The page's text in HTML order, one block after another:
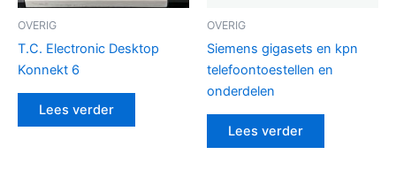
OVERIG
T.C. Electronic Desktop
Konnekt 6
Lees verder
OVERIG
Siemens gigasets en kpn
telefoontoestellen en
onderdelen
Lees verder